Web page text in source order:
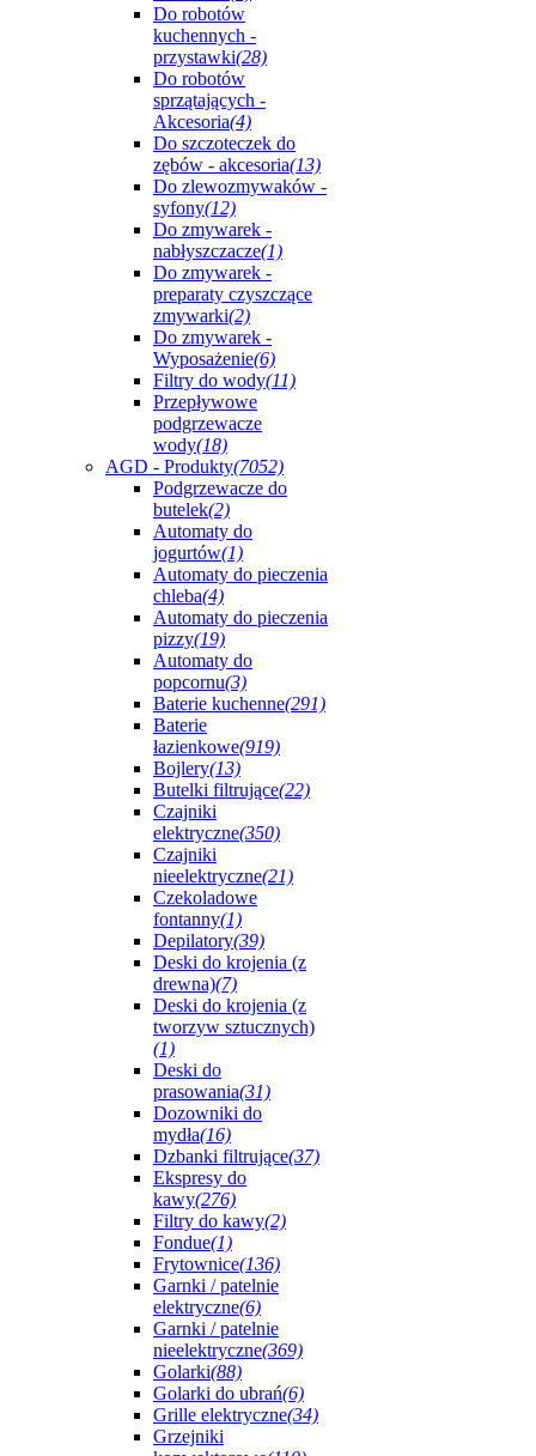
Do robotów
kuchennych -
przystawki(28)
Do robotów
sprzątających -
Akcesoria(4)
Do szczoteczek do
zębów - akcesoria(13)
Do zlewozmywaków -
syfony(12)
Do zmywarek -
nabłyszczacze(1)
Do zmywarek -
preparaty czyszczące
zmywarki(2)
Do zmywarek -
Wyposażenie(6)
Filtry do wody(11)
Przepływowe
podgrzewacze
wody(18)
AGD - Produkty(7052)
Podgrzewacze do
butelek(2)
Automaty do
jogurtów(1)
Automaty do pieczenia
chleba(4)
Automaty do pieczenia
pizzy(19)
Automaty do
popcornu(3)
Baterie kuchenne(291)
Baterie
łazienkowe(919)
Bojlery(13)
Butelki filtrujące(22)
Czajniki
elektryczne(350)
Czajniki
nieelektryczne(21)
Czekoladowe
fontanny(1)
Depilatory(39)
Deski do krojenia (z
drewna)(7)
Deski do krojenia (z
tworzyw sztucznych)
(1)
Deski do
prasowania(31)
Dozowniki do
mydła(16)
Dzbanki filtrujące(37)
Ekspresy do
kawy(276)
Filtry do kawy(2)
Fondue(1)
Frytownice(136)
Garnki / patelnie
elektryczne(6)
Garnki / patelnie
nieelektryczne(369)
Golarki(88)
Golarki do ubrań(6)
Grille elektryczne(34)
Grzejniki